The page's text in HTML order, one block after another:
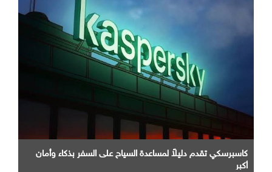
كاسبرسكي تقدم دليلاً لمساعدة السياح على السفر بذكاء وأمان
أكبر